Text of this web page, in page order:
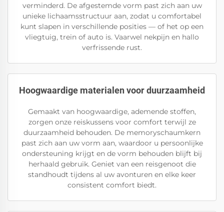
verminderd. De afgestemde vorm past zich aan uw
unieke lichaamsstructuur aan, zodat u comfortabel
kunt slapen in verschillende posities — of het op een
vliegtuig, trein of auto is. Vaarwel nekpijn en hallo
verfrissende rust.
Hoogwaardige materialen voor duurzaamheid
Gemaakt van hoogwaardige, ademende stoffen,
zorgen onze reiskussens voor comfort terwijl ze
duurzaamheid behouden. De memoryschaumkern
past zich aan uw vorm aan, waardoor u persoonlijke
ondersteuning krijgt en de vorm behouden blijft bij
herhaald gebruik. Geniet van een reisgenoot die
standhoudt tijdens al uw avonturen en elke keer
consistent comfort biedt.